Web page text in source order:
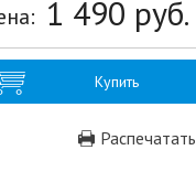
1 490 руб.
Купить
Распечатать